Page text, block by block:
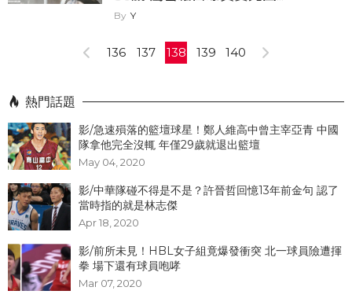
Y
136 137 138 139 140
熱門話題
影/急速殞落的籃壇球星！鄭人維高中曾主宰亞青 中國
隊拿他完全沒輒 年僅29歲就退出籃壇
May 04, 2020
影/中華隊碰不得是不是？許晉哲回憶13年前金句 認了
當時指的就是林志傑
Apr 18, 2020
影/前所未見！HBL女子組竟爆發衝突 北一球員險遭揮
拳 場下還有球員咆哮
Mar 07, 2020